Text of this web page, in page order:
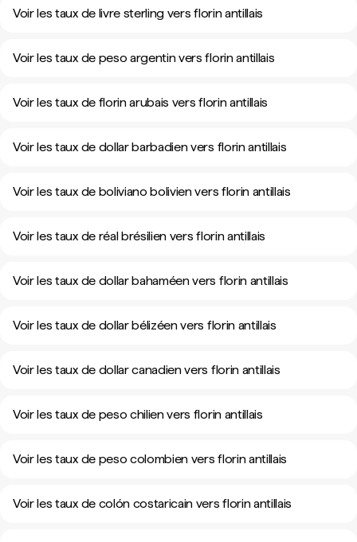
Voir les taux de livre sterling vers florin antillais
Voir les taux de peso argentin vers florin antillais
Voir les taux de florin arubais vers florin antillais
Voir les taux de dollar barbadien vers florin antillais
Voir les taux de boliviano bolivien vers florin antillais
Voir les taux de réal brésilien vers florin antillais
Voir les taux de dollar bahaméen vers florin antillais
Voir les taux de dollar bélizéen vers florin antillais
Voir les taux de dollar canadien vers florin antillais
Voir les taux de peso chilien vers florin antillais
Voir les taux de peso colombien vers florin antillais
Voir les taux de colón costaricain vers florin antillais